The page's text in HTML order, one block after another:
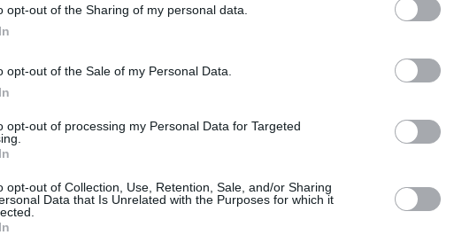
opt-out of the Sharing of my personal data.
opt-out of the Sale of my Personal Data.
opt-out of processing my Personal Data for Targeted
opt-out of Collection, Use, Retention, Sale, and/or Sharing
Data that Is Unrelated with the Purposes for which it
σόου απονομής βραβείων ή εκδηλώσεων που